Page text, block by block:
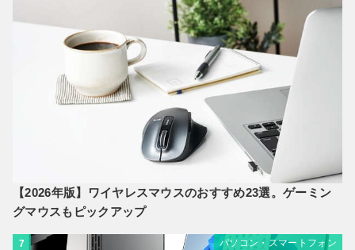
【2026年版】ワイヤレスマウスのおすすめ23選。ゲーミン
グマウスもピックアップ
7 パソコン・スマートフォン